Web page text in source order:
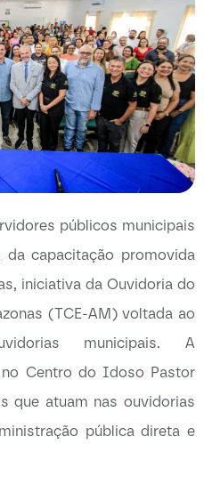
públicos municipais
da capacitação promovida
iniciativa da Ouvidoria do
(TCE-AM) voltada ao
municipais. A
Centro do Idoso Pastor
que atuam nas ouvidorias
pública direta e